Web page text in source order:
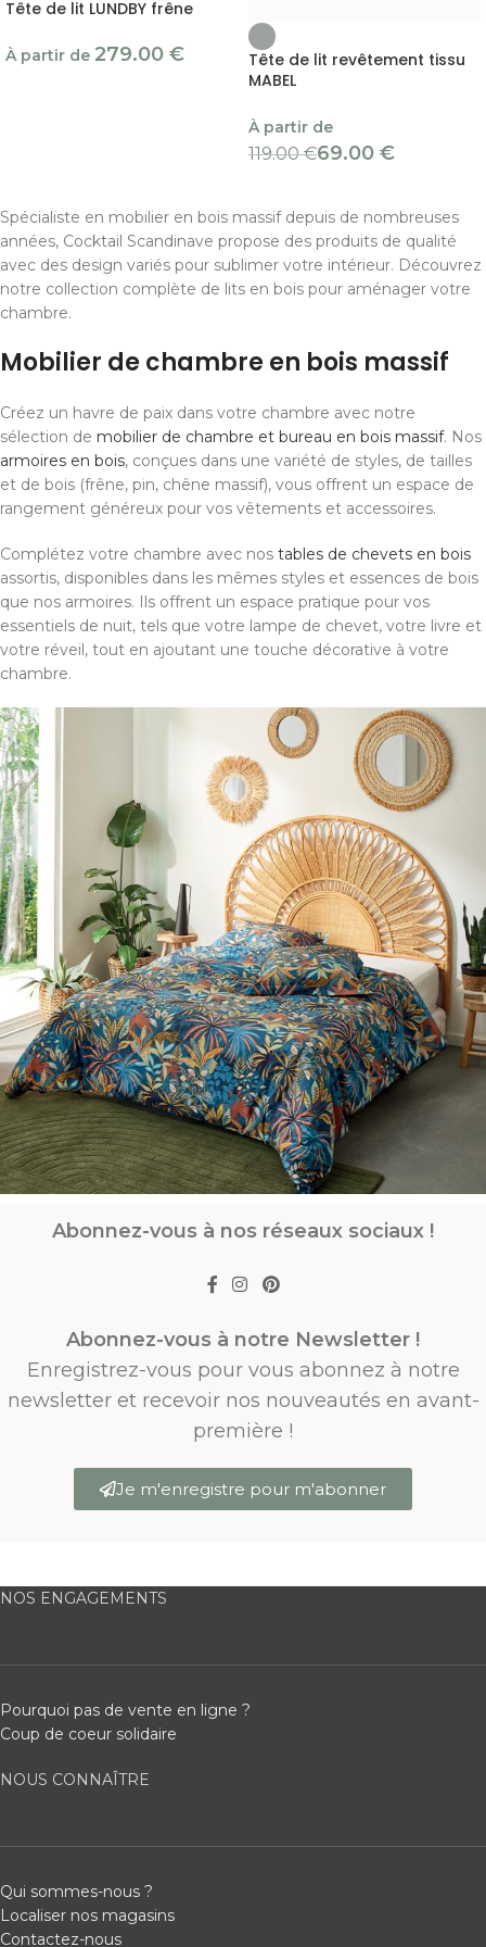
Tête de lit LUNDBY frêne
À partir de 279.00 €
Tête de lit revêtement tissu
MABEL
À partir de
119.00€69.00 €
Spécialiste en mobilier en bois massif depuis de nombreuses
années, Cocktail Scandinave propose des produits de qualité
avec des design variés pour sublimer votre intérieur. Découvrez
notre collection complète de lits en bois pour aménager votre
chambre.
Mobilier de chambre en bois massif
Créez un havre de paix dans votre chambre avec notre
sélection de mobilier de chambre et bureau en bois massif. Nos
armoires en bois, conçues dans une variété de styles, de tailles
et de bois (frêne, pin, chêne massif), vous offrent un espace de
rangement généreux pour vos vêtements et accessoires.
Complétez votre chambre avec nos tables de chevets en bois
assortis, disponibles dans les mêmes styles et essences de bois
que nos armoires. Ils offrent un espace pratique pour vos
essentiels de nuit, tels que votre lampe de chevet, votre livre et
votre réveil, tout en ajoutant une touche décorative à votre
chambre.
Abonnez-vous à nos réseaux sociaux !
Abonnez-vous à notre Newsletter !
Enregistrez-vous pour vous abonnez à notre
newsletter et recevoir nos nouveautés en avant-
première !
Je m'enregistre pour m'abonner
NOS ENGAGEMENTS
Pourquoi pas de vente en ligne ?
Coup de coeur solidaire
NOUS CONNAÎTRE
Qui sommes-nous ?
Localiser nos magasins
Contactez-nous